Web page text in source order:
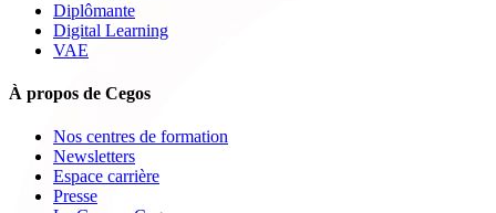
Diplômante
Digital Learning
VAE
À propos de Cegos
Nos centres de formation
Newsletters
Espace carrière
Presse